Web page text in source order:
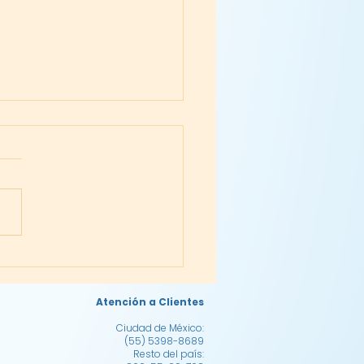
Atención a Clientes
Ciudad de México:
(55) 5398-8689
Resto del país: